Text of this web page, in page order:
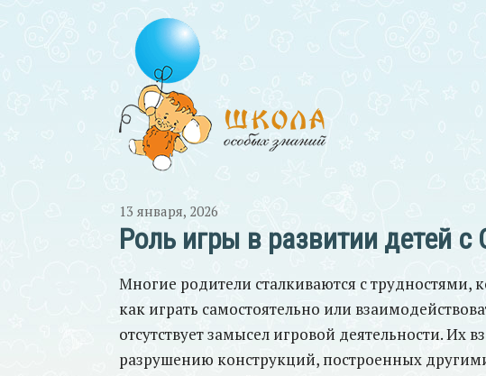
13 января, 2026
Роль игры в развитии детей с
Многие родители сталкиваются с трудностями,
как играть самостоятельно или
отсутствует замысел игровой деятельности.
разрушению конструкций, построенных